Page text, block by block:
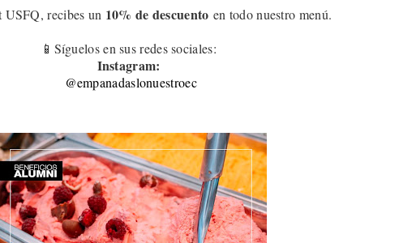
USFQ, recibes un 10% de descuento en todo nuestro menú.
📱Síguelos en sus redes sociales:
Instagram:
@empanadaslonuestroec